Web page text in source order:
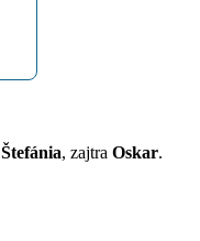
Štefánia, zajtra Oskar.